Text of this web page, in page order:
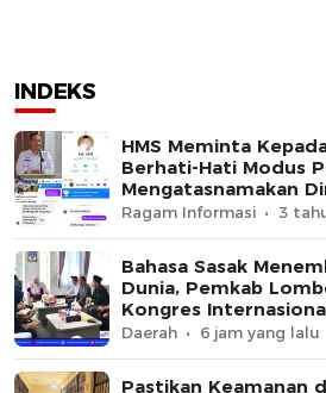
INDEKS
HMS Meminta
Berhati-Hati Modus
Mengatasnamakan
Ragam Informasi 3
Bahasa Sasak
Dunia, Pemkab
Kongres
Daerah 6 jam yang lalu
Pastikan Keamanan